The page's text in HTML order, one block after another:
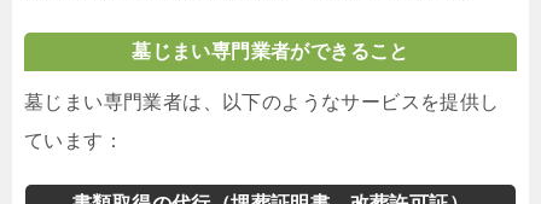
墓じまい専門業者ができること
墓じまい専門業者は、以下のようなサービスを提供し
ています：